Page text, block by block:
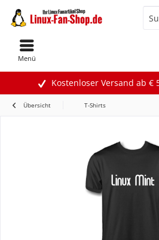
Kostenloser Versand ab €
Menü
Übersicht T-Shirts